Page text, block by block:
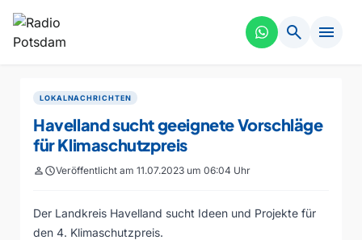
search menu
LOKALNACHRICHTEN
Havelland sucht geeignete Vorschläge
für Klimaschutzpreis
personscheduleVeröffentlicht am 11.07.2023 um 06:04 Uhr
Der Landkreis Havelland sucht Ideen und Projekte für
den 4. Klimaschutzpreis.